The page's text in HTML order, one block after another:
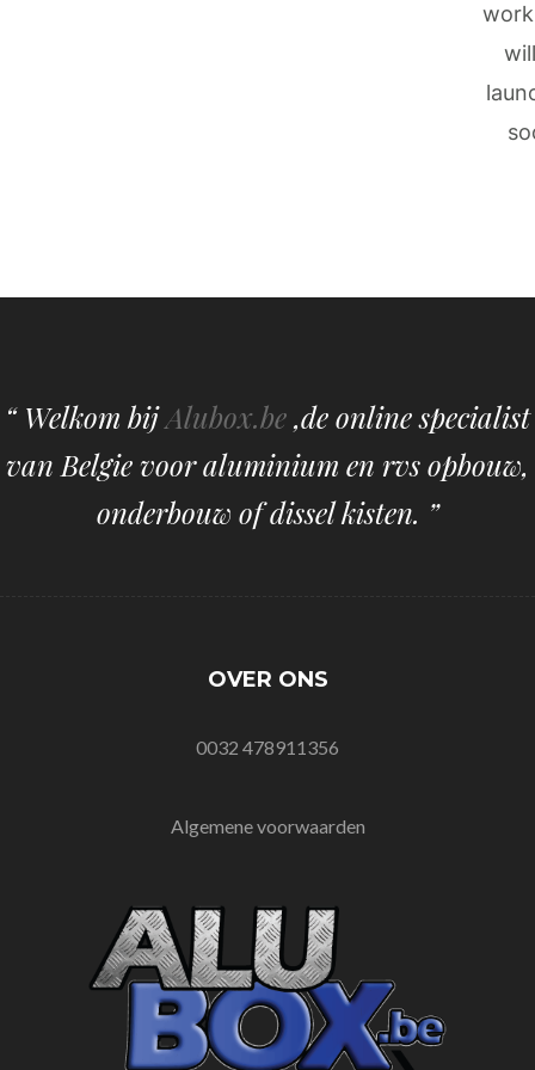
“ Welkom bijAlubox.be,de online specialist
van Belgie voor aluminium en rvs opbouw,
onderbouw of dissel kisten. ”
OVER ONS
0032 478911356
Algemene voorwaarden